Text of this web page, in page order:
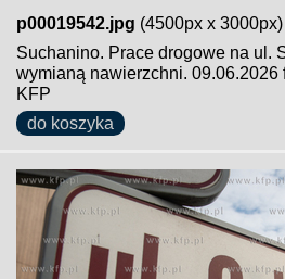
p00019542.jpg (4500px x
Suchanino. Prace drogowe na ul.
wymianą nawierzchni. 09.06.2026
KFP
do koszyka